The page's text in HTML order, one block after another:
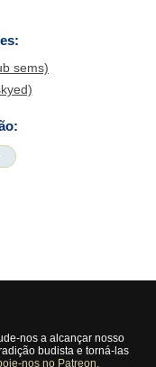
sems)
nos a alcançar nosso
budista e torná-las
nos no Patreon.